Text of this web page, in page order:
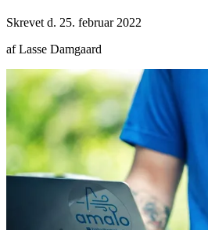
Skrevet d. 25. februar 2022
af Lasse Damgaard